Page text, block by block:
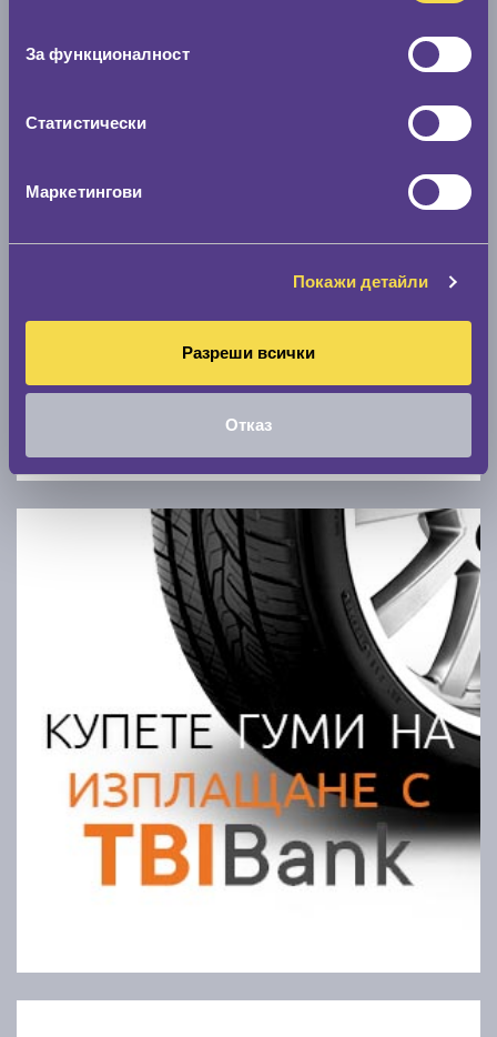
За функционалност
Статистически
Маркетингови
Покажи детайли
Разреши всички
Отказ
По марка автомобил